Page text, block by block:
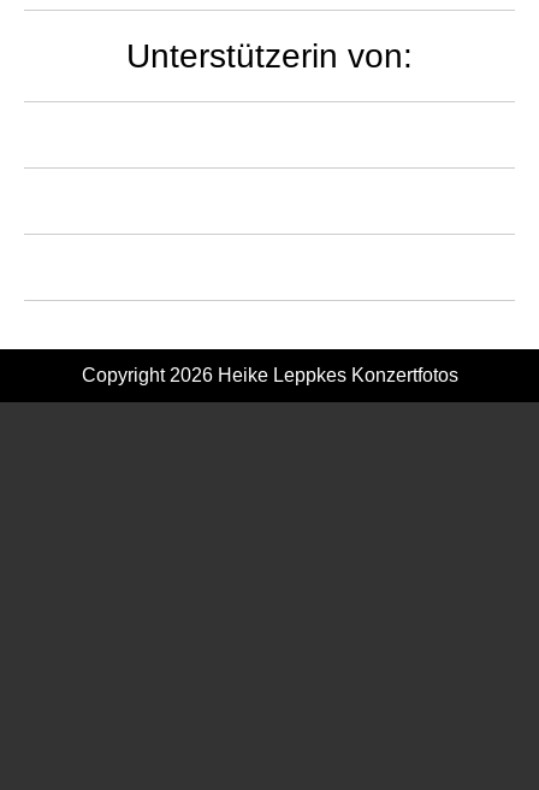
Unterstützerin von:
Copyright 2026 Heike Leppkes Konzertfotos